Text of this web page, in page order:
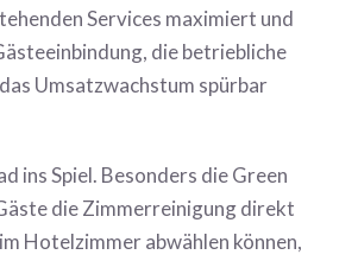
Services maximiert und
die betriebliche
Umsatzwachstum spürbar
ins Spiel. Besonders die Green
die Zimmerreinigung direkt
Hotelzimmer abwählen können,